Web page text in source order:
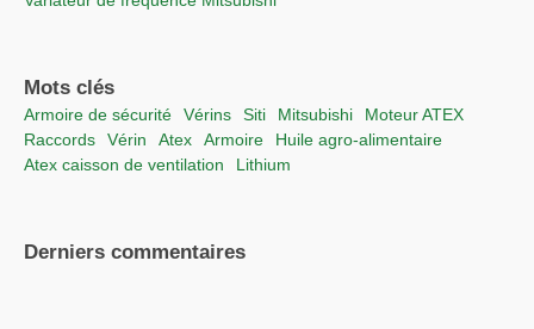
Mots clés
Armoire de sécurité vérins Siti Mitsubishi
moteur ATEX
raccords
vérin Atex Armoire
Huile agro-alimentaire
Atex caisson de ventilation
lithium
Derniers commentaires